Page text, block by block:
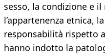
sesso, la condizione e
l’appartenenza etnica,
responsabilità rispetto
hanno indotto la